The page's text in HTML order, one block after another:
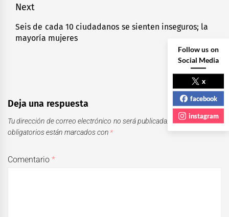
Next
Next
post:
Seis de cada 10 ciudadanos se sienten inseguros; la
mayoría mujeres
Deja una respuesta
Tu dirección de correo electrónico no será publicada.
Los campos
obligatorios están marcados con *
Comentario*
Follow us on
Social Media
x
facebook
instagram